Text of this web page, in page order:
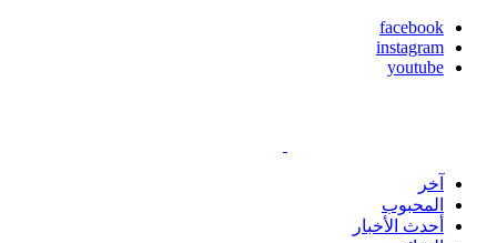
facebook
instagram
youtube
آخر
المحبوب
أحدث الأخبار